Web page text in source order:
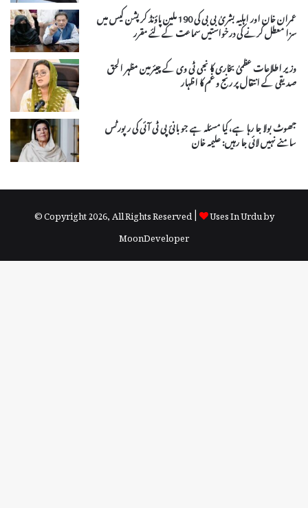
عمران خان اور اہلیہ بشریٰ بی بی کی 190 ملین پاؤنڈ کرپشن کیس میں
سزا معطل کرنے کی درخواستیں سماعت کے لئے مقرر
وزیر اطلاعات عظمیٰ بخاری کا نجی ٹی وی کے چیئرمین مظہر الحق
صدیقی کے انتقال پر رنج و غم کا اظہار
جھوٹ بولا جا رہا ہے، کیا مسئلہ ہے جو بانیٔ پی ٹی آئی کی رپورٹس
سامنے نہیں لائی جا رہیں: علیمہ خان
© Copyright 2026, All Rights Reserved |
Uses In Urdu by
MoonDeveloper